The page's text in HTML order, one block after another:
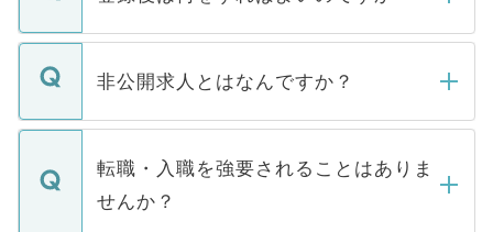
ご登録いただきましたら、弊社担当者がご
登録内容を確認し、その後メールもしくは
ます。通常、5営業日以内にはご連絡をせて
いただきますので、しばらくお待ちくださ
非公開求人とはなんですか？
マイナビDOCTORで取り扱っている求人の
うち約3割は、Webサイトからご覧いただ
けない「非公開求人」です。非公開求人は
下記の理由によって、一般には公開してい
転職・入職を強要されることはありま
せんか？